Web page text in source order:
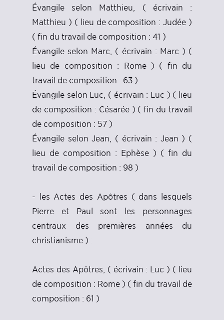
Évangile selon Matthieu, ( écrivain :
Matthieu ) ( lieu de composition : Judée )
( fin du travail de composition : 41 )
Évangile selon Marc, ( écrivain : Marc ) (
lieu de composition : Rome ) ( fin du
travail de composition : 63 )
Évangile selon Luc, ( écrivain : Luc ) ( lieu
de composition : Césarée ) ( fin du travail
de composition : 57 )
Évangile selon Jean, ( écrivain : Jean ) (
lieu de composition : Ephèse ) ( fin du
travail de composition : 98 )
- les Actes des Apôtres ( dans lesquels
Pierre et Paul sont les personnages
centraux des premières années du
christianisme ) :
Actes des Apôtres, ( écrivain : Luc ) ( lieu
de composition : Rome ) ( fin du travail de
composition : 61 )